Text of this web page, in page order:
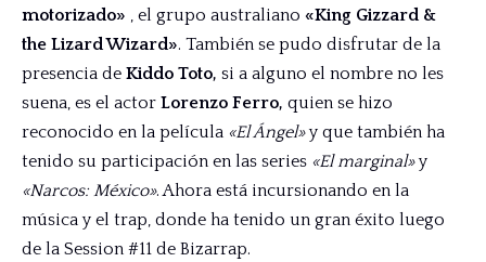
motorizado» , el grupo australiano «King Gizzard &
the Lizard Wizard». También se pudo disfrutar de la
presencia de Kiddo Toto, si a alguno el nombre no les
suena, es el actor Lorenzo Ferro, quien se hizo
reconocido en la película «El Ángel»y que también ha
tenido su participación en las series «El marginal»y
«Narcos: México». Ahora está incursionando en la
música y el trap, donde ha tenido un gran éxito luego
de la Session #11 de Bizarrap.